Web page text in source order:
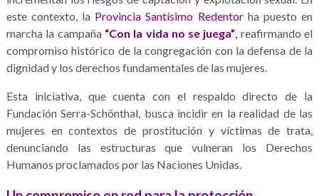
este contexto, la Provincia Santísimo Redentorha puesto en
marcha la campaña “Con la vida no se juega”, reafirmando el
compromiso histórico de la congregación con la defensa de la
dignidad y los derechos fundamentales de las mujeres.
Esta iniciativa, que cuenta con el respaldo directo de la
Fundación Serra-Schönthal, busca incidir en la realidad de las
mujeres en contextos de prostitución y víctimas de trata,
denunciando las estructuras que vulneran los Derechos
Humanos proclamados por las Naciones Unidas.